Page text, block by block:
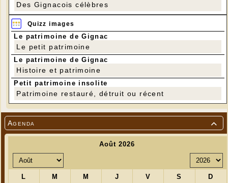

Agenda
Des Gignacois célèbres
Quizz images
Le patrimoine de Gignac
Le petit patrimoine
Le patrimoine de Gignac
Histoire et patrimoine
Petit patrimoine insolite
Patrimoine restauré, détruit ou récent